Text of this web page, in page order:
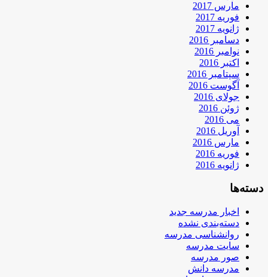
مارس 2017
فوریه 2017
ژانویه 2017
دسامبر 2016
نوامبر 2016
اکتبر 2016
سپتامبر 2016
آگوست 2016
جولای 2016
ژوئن 2016
می 2016
آوریل 2016
مارس 2016
فوریه 2016
ژانویه 2016
دسته‌ها
اخبار مدرسه جدید
دسته‌بندی نشده
روانشناسی مدرسه
سایت مدرسه
صور مدرسه
مدرسه دانش